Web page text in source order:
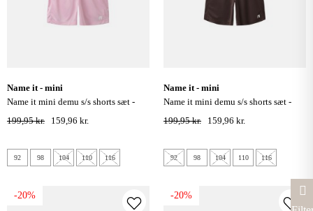
name it - mini
name it mini demu s/s shorts sæt -
romance rose
199,95 kr. 159,96 kr.
92 98 104 110 116
name it - mini
name it mini demu s/s shorts sæt -
chocolate martini
199,95 kr. 159,96 kr.
92 98 104 110 116
-20% -20%